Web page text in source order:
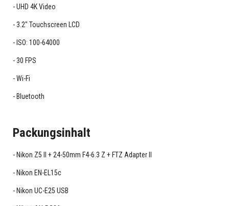
UHD 4K Video
3.2" Touchscreen LCD
ISO: 100-64000
30 FPS
Wi-Fi
Bluetooth
Packungsinhalt
Nikon Z5 II + 24-50mm F4-6.3 Z + FTZ Adapter II
Nikon EN-EL15c
Nikon UC-E25 USB